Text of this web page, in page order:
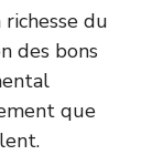
du
des bons
que